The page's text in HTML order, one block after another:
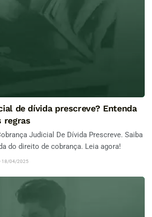
de dívida prescreve? Entenda
regras
Judicial De Dívida Prescreve. Saiba
do direito de cobrança. Leia agora!
18/04/2025